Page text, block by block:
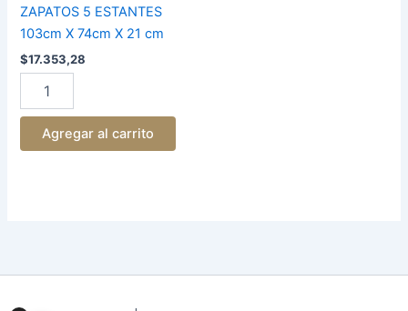
ZAPATOS 5 ESTANTES
103cm X 74cm X 21 cm
$17.353,28
X
74cm
X
21
cantidad
Agregar al carrito